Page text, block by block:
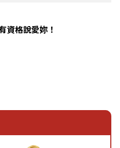
資格說愛妳！